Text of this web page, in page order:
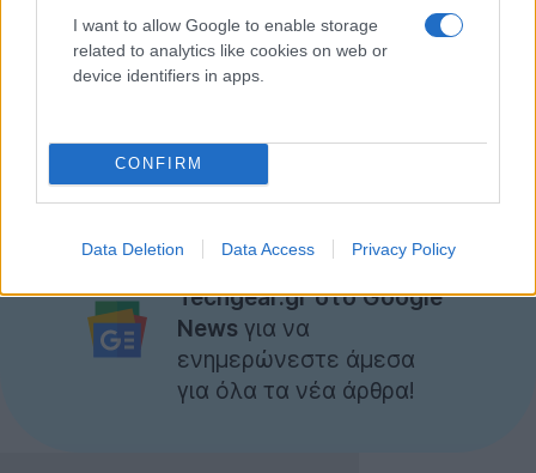
I want to allow Google to enable storage
related to analytics like cookies on web or
device identifiers in apps.
CONFIRM
Data Deletion Data Access Privacy Policy
ενσωματώσουν απλώς τα πάντα στο Facebook.
Σύμφωνα με τις πρώτες πληροφορίες η εξαγορά
Ακολουθήστε το
Techgear.gr στο Google
News για να
ενημερώνεστε άμεσα
για όλα τα νέα άρθρα!